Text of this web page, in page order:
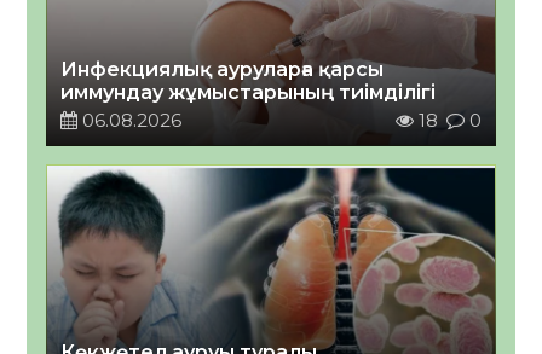
Инфекциялық ауруларға қарсы
иммундау жұмыстарының тиімділігі
06.08.2026
18 0